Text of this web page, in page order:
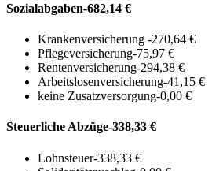
Sozialabgaben-682,14 €
Krankenversicherung -270,64 €
Pflegeversicherung-75,97 €
Rentenversicherung-294,38 €
Arbeitslosenversicherung-41,15 €
keine Zusatzversorgung-0,00 €
Steuerliche Abzüge-338,33 €
Lohnsteuer-338,33 €